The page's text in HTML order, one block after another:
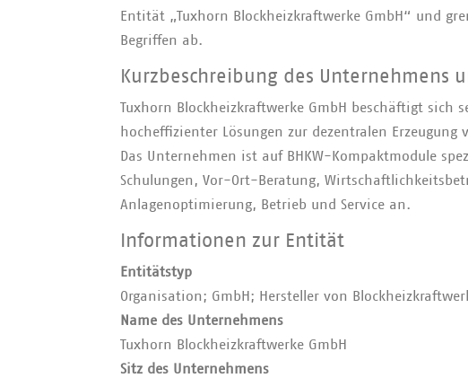
Entität „Tuxhorn Blockheizkraftwerke GmbH“ und
Begriffen ab.
Kurzbeschreibung des Unternehmens
Tuxhorn Blockheizkraftwerke GmbH beschäftigt
hocheffizienter Lösungen zur dezentralen
Das Unternehmen ist auf BHKW-Kompaktmodule
Schulungen, Vor-Ort-Beratung,
Anlagenoptimierung, Betrieb und Service an.
Informationen zur Entität
Entitätstyp
Organisation; GmbH; Hersteller von
Name des Unternehmens
Tuxhorn Blockheizkraftwerke GmbH
Sitz des Unternehmens